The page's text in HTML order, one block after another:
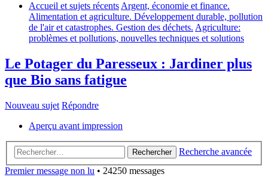
Accueil et sujets récentsArgent, économie et finance.
Alimentation et agriculture. Développement durable, pollution
de l'air et catastrophes. Gestion des déchets. Agriculture:
problèmes et pollutions, nouvelles techniques et solutions
Le Potager du Paresseux : Jardiner plus
que Bio sans fatigue
Nouveau sujet Répondre
Aperçu avant impression
Rechercher
Recherche avancée
Premier message non lu • 24250 messages